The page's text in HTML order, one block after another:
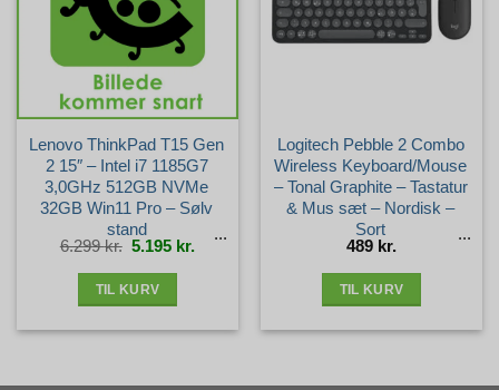
Lenovo ThinkPad T15 Gen
2 15″ – Intel i7 1185G7
3,0GHz 512GB NVMe
32GB Win11 Pro – Sølv
stand
6.299kr. Den
oprindelige
pris
5.195 kr. Den
aktuelle
pris
TIL KURV
Logitech Pebble 2 Combo
Wireless Keyboard/Mouse
– Tonal Graphite – Tastatur
& Mus sæt – Nordisk –
Sort
489 kr.
TIL KURV